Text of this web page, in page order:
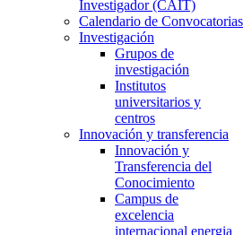
Investigador (CAIT)
Calendario de Convocatorias
Investigación
Grupos de
investigación
Institutos
universitarios y
centros
Innovación y transferencia
Innovación y
Transferencia del
Conocimiento
Campus de
excelencia
internacional energia